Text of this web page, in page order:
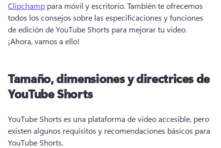
Clipchamp para móvil y escritorio. También te ofrecemos
todos los consejos sobre las especificaciones y funciones
¡Ahora, vamos a ello!
Tamaño, dimensiones y directrices de
YouTube Shorts
YouTube Shorts es una plataforma de vídeo accesible, pero
existen algunos requisitos y recomendaciones básicos para
YouTube Shorts.